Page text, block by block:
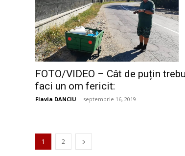
FOTO/VIDEO – Cât de puțin
faci un om fericit:
Flavia DANCIU - septembrie 16, 2019
1 2